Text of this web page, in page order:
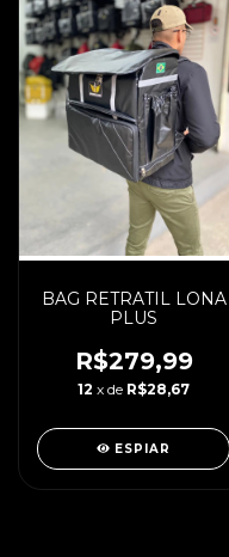
BAG RETRATIL LONA
PLUS
R$279,99
12 x de R$28,67
ESPIAR